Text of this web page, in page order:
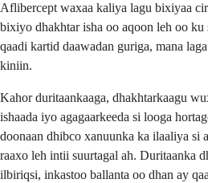
Aflibercept waxaa kaliya lagu bixiyaa
bixiyo dhakhtar isha oo aqoon leh oo ku
qaadi kartid daawadan guriga, mana
kiniin.
Kahor duritaankaaga, dhakhtarkaagu
ishaada iyo agagaarkeeda si looga
doonaan dhibco xanuunka ka ilaaliya si
raaxo leh intii suurtagal ah. Duritaanka
ilbiriqsi, inkastoo ballanta oo dhan ay